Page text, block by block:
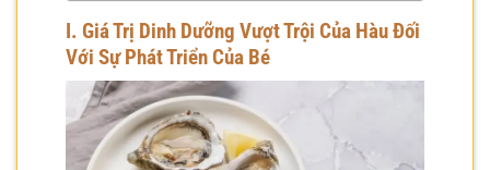
I. Giá Trị Dinh Dưỡng Vượt Trội Của Hàu Đối
Với Sự Phát Triển Của Bé